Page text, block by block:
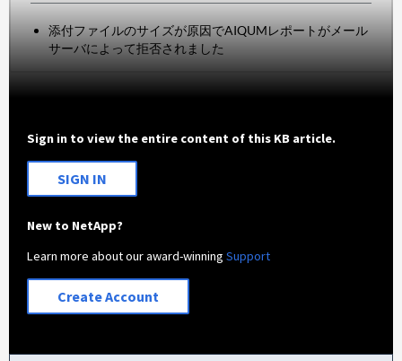
添付ファイルのサイズが原因でAIQUMレポートがメール
サーバによって拒否されました
Sign in to view the entire content of this KB article.
SIGN IN
New to NetApp?
Learn more about our award-winningSupport
Create Account